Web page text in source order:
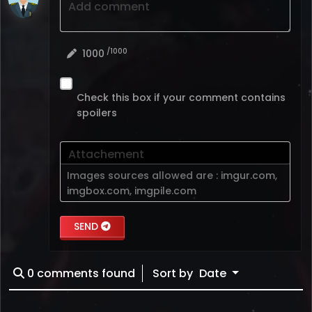
Add comment
1000 /1000
Check this box if your comment contains
spoilers
Attachement
Images sources allowed are : imgur.com,
imgbox.com, imgpile.com
SEND
0 comments found Sort by Date